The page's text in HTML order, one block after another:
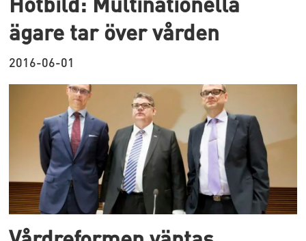
ägare tar över vården
2016-06-01